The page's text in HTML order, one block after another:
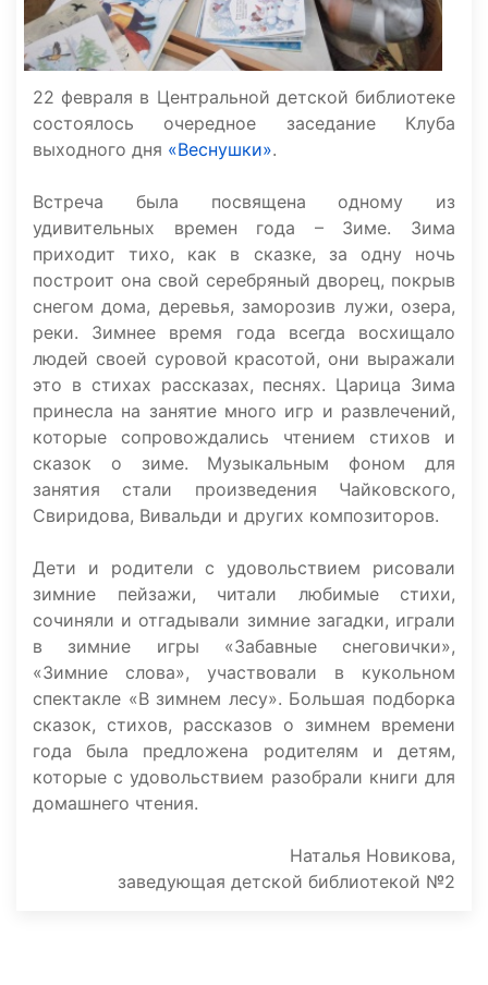
22 февраля в Центральной детской библиотеке
состоялось очередное заседание Клуба
выходного дня «Веснушки».
Встреча была посвящена одному из
удивительных времен года – Зиме. Зима
приходит тихо, как в сказке, за одну ночь
построит она свой серебряный дворец, покрыв
снегом дома, деревья, заморозив лужи, озера,
реки. Зимнее время года всегда восхищало
людей своей суровой красотой, они выражали
это в стихах рассказах, песнях. Царица Зима
принесла на занятие много игр и развлечений,
которые сопровождались чтением стихов и
сказок о зиме. Музыкальным фоном для
занятия стали произведения Чайковского,
Свиридова, Вивальди и других композиторов.
Дети и родители с удовольствием рисовали
зимние пейзажи, читали любимые стихи,
сочиняли и отгадывали зимние загадки, играли
в зимние игры «Забавные снеговички»,
«Зимние слова», участвовали в кукольном
спектакле «В зимнем лесу». Большая подборка
сказок, стихов, рассказов о зимнем времени
года была предложена родителям и детям,
которые с удовольствием разобрали книги для
домашнего чтения.
Наталья Новикова,
заведующая детской библиотекой №2